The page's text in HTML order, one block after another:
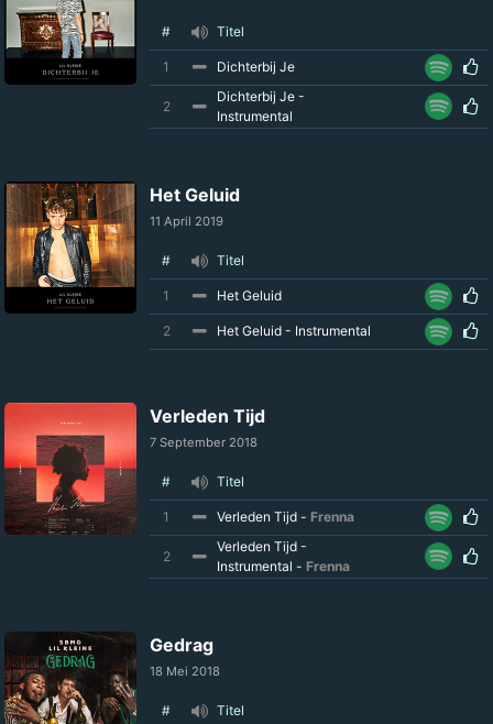
# Titel
1 Dichterbij Je
2
Dichterbij Je -
Instrumental
Het Geluid
11 April 2019
# Titel
1 Het Geluid
2 Het Geluid - Instrumental
Verleden Tijd
7 September 2018
# Titel
1 Verleden Tijd - Frenna
2
Verleden Tijd -
Instrumental - Frenna
Gedrag
18 Mei 2018
# Titel